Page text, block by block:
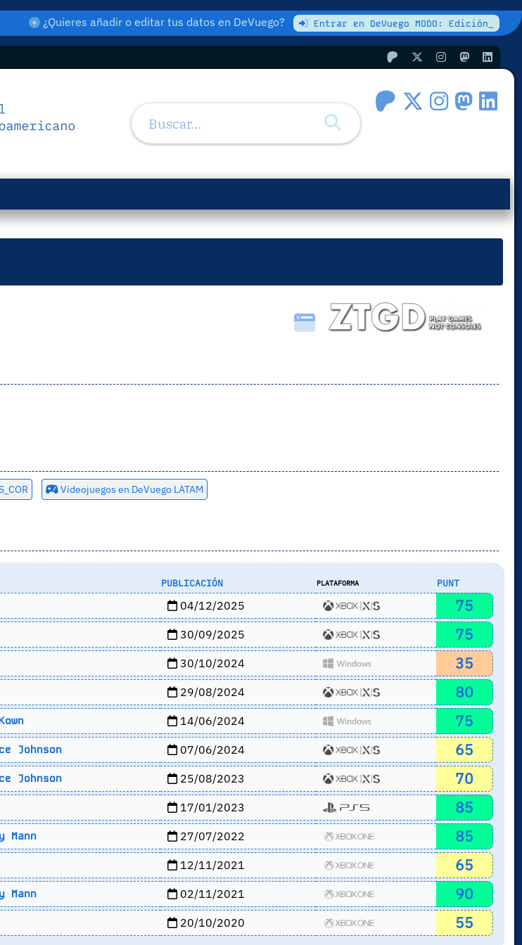
¿Quieres añadir o editar tus datos en DeVuego? Entrar en DeVuego MODO: Edición_
Videojuegos en DeVuego LATAM
PUBLICACIÓN PLATAFORMA PUNT
04/12/2025 75
30/09/2025 75
30/10/2024 35
29/08/2024 80
14/06/2024 75
Johnson 07/06/2024 65
Johnson 25/08/2023 70
17/01/2023 85
Mann 27/07/2022 85
12/11/2021 65
Mann 02/11/2021 90
20/10/2020 55